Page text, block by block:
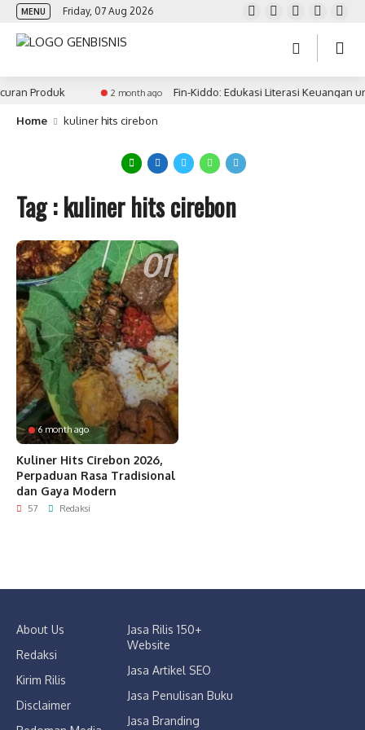
MENU Friday, 07 Aug 2026
Produk 2 month ago Fin-Kiddo: Edukasi Literasi Keuangan
Home kuliner hits cirebon
Tag : kuliner hits cirebon
6 month ago
Kuliner Hits Cirebon 2026,
Perpaduan Rasa Tradisional
dan Gaya Modern
57 Redaksi
About Us
Redaksi
Kirim Rilis
Disclaimer
Jasa Rilis 150+
Website
Jasa Artikel SEO
Jasa Penulisan Buku
Jasa Branding